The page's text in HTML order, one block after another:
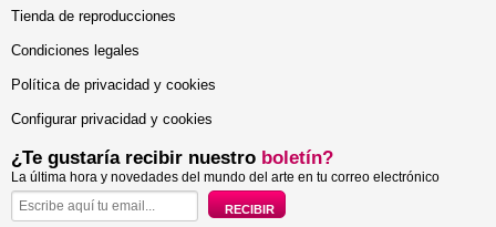
Tienda de reproducciones
Condiciones legales
Política de privacidad y cookies
Configurar privacidad y cookies
¿Te gustaría recibir nuestro boletín?
La última hora y novedades del mundo del arte en tu correo electrónico